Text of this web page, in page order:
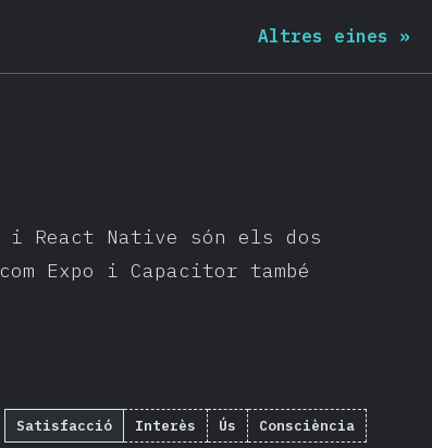
Altres eines »
i React Native són els dos
Expo i Capacitor també
Satisfacció Interès Ús Consciència